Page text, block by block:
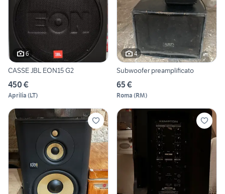
6
CASSE JBL EON15 G2
450 €
Aprilia (LT)
4
Subwoofer preamplificato
65 €
Roma (RM)